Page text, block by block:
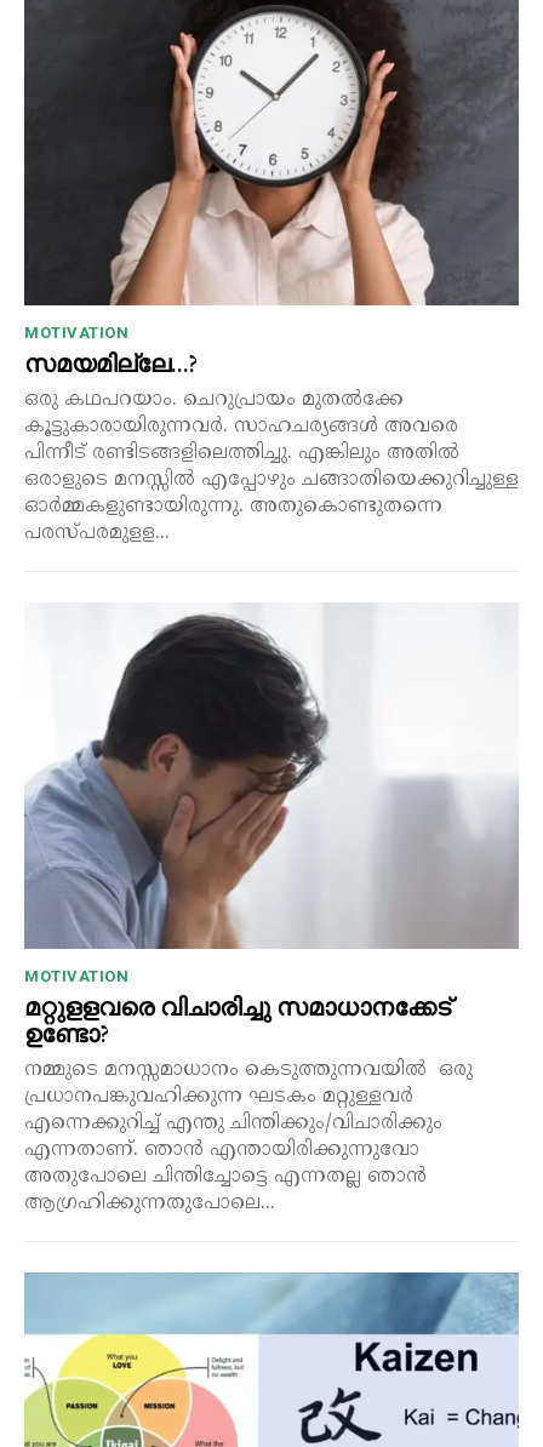
MOTIVATION
സമയമില്ലേ…?
ഒരു കഥപറയാം. ചെറുപ്രായം മുതൽക്കേ
കൂട്ടുകാരായിരുന്നവർ. സാഹചര്യങ്ങൾ അവരെ
പിന്നീട് രണ്ടിടങ്ങളിലെത്തിച്ചു. എങ്കിലും അതിൽ
ഒരാളുടെ മനസ്സിൽ എപ്പോഴും ചങ്ങാതിയെക്കുറിച്ചുള്ള
ഓർമ്മകളുണ്ടായിരുന്നു. അതുകൊണ്ടുതന്നെ
പരസ്പരമുളള...
MOTIVATION
മറ്റുളളവരെ വിചാരിച്ചു സമാധാനക്കേട്
ഉണ്ടോ?
നമ്മുടെ മനസ്സമാധാനം കെടുത്തുന്നവയിൽ ഒരു
പ്രധാനപങ്കുവഹിക്കുന്ന ഘടകം മറ്റുള്ളവർ
എന്നെക്കുറിച്ച് എന്തു ചിന്തിക്കും/വിചാരിക്കും
എന്നതാണ്. ഞാൻ എന്തായിരിക്കുന്നുവോ
അതുപോലെ ചിന്തിച്ചോട്ടെ എന്നതല്ല ഞാൻ
ആഗ്രഹിക്കുന്നതുപോലെ...